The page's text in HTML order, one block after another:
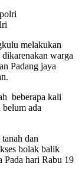
melakukan
dikarenakan warga
Padang jaya
beberapa kali
belum ada
dan
bolak balik
Pada hari Rabu 19